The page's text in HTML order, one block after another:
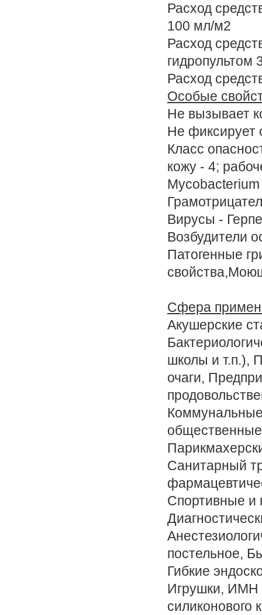
Расход
100 мл/м2
Расход
гидропультом
Расход
Особые
Не вызывает
Не фиксирует
Класс
кожу - 4;
Вирусы -
Возбудители
Патогенные
Сфера
Акушерские
школы и т.п.),
очаги,
Санитарный
Спортивные и
постельное,
Гибкие
Игрушки, ИМН